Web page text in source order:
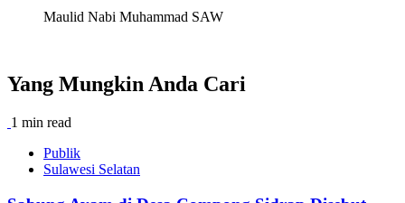
Maulid Nabi Muhammad SAW
Yang Mungkin Anda Cari
1 min read
Publik
Sulawesi Selatan